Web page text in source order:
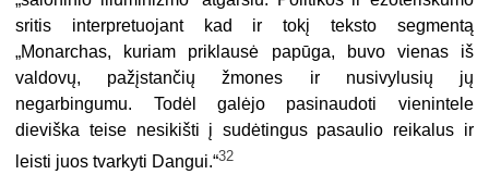
sritis interpretuojant kad ir tokį teksto segmentą
„Monarchas, kuriam priklausė papūga, buvo vienas iš
valdovų, pažįstančių žmones ir nusivylusių jų
negarbingumu. Todėl galėjo pasinaudoti vienintele
dieviška teise nesikišti į sudėtingus pasaulio reikalus ir
leisti juos tvarkyti Dangui.“32